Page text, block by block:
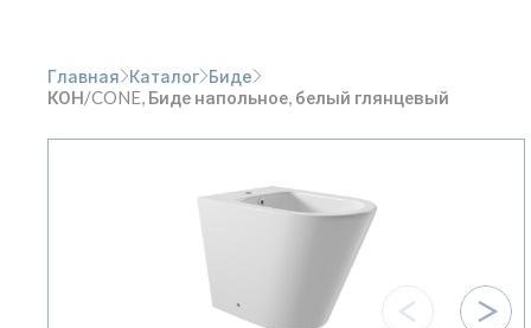
Главная Каталог Биде
КОН/CONE, Биде напольное, белый глянцевый